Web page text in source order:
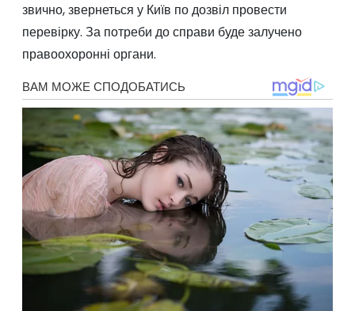
звично, звернеться у Київ по дозвіл провести
перевірку. За потреби до справи буде залучено
правоохоронні органи.